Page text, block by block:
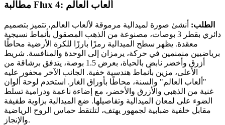
مطالبة Flux 4: ألعاب العالم
الطلب: أنشئ صورة لميدالية مرموقة لألعاب العالم، تتميز بتصميم
دائري بقطر 3 بوصات، مصنوعة من الذهب المصقول بأنماط نسيجية
معقدة. يظهر سطح الميدالية رمزًا بارزًا للكرة الأرضية محاطًا
برياضيين منمنمين في حركة، يرمزان إلى الوحدة والمنافسة. شريط
أزرق وأخضر نابض بالحياة، بعرض 1.5 بوصة، يتدفق برشاقة من
الأعلى، مزين بأنماط هندسية خفية. الجانب الآخر محفور عليه
"ألعاب العالم" والسنة، محاطًا بأوراق الغار. استخدم لوحة ألوان
غنية من الذهبي والأزرق والأخضر، مع إضاءة ناعمة ودرامية تسلط
الضوء على لمعان الميدالية وتفاصيلها. ضع الميدالية بزاوية طفيفة
مقابل خلفية ضبابية لجمهور يهتف، لتلتقط حماس الروح الرياضية
والإنجاز.